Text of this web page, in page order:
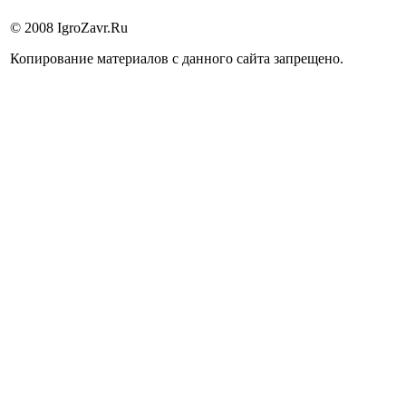
© 2008 IgroZavr.Ru
Копирование материалов с данного сайта запрещено.